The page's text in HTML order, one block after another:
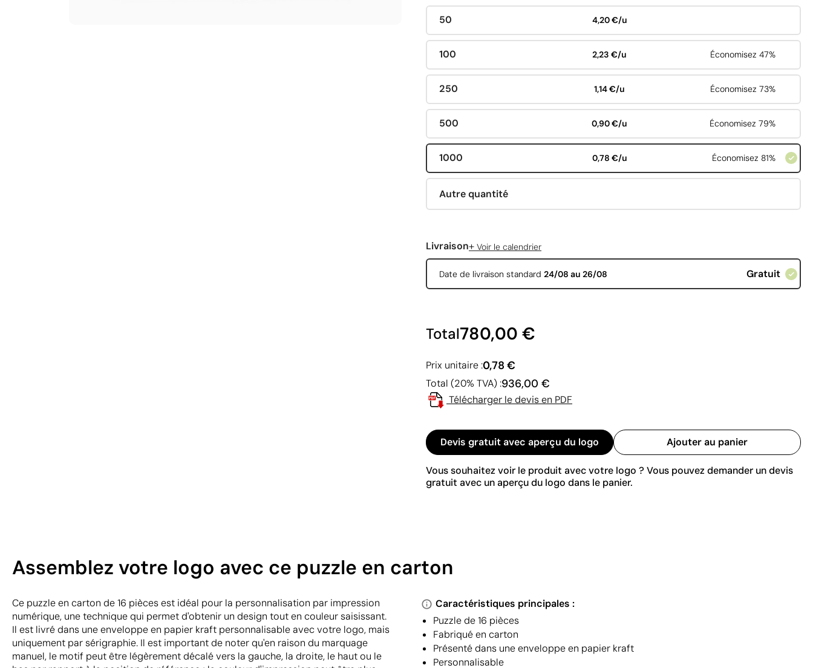
50 4,20 €/u
100 2,23 €/u Économisez 47%
250 1,14 €/u Économisez 73%
500 0,90 €/u Économisez 79%
1000 0,78 €/u Économisez 81%
Autre quantité
Livraison+ Voir le calendrier
Date de livraison standard 24/08 au 26/08 Gratuit
Total780,00 €
Prix unitaire :0,78 €
Total (20% TVA) :936,00 €
Télécharger le devis en PDF
Devis gratuit avec aperçu du logo Ajouter au panier
Vous souhaitez voir le produit avec votre logo ? Vous pouvez demander un devis
gratuit avec un aperçu du logo dans le panier.
Assemblez votre logo avec ce puzzle en carton
Ce puzzle en carton de 16 pièces est idéal pour la personnalisation par impression
numérique, une technique qui permet d'obtenir un design tout en couleur saisissant.
Il est livré dans une enveloppe en papier kraft personnalisable avec votre logo, mais
uniquement par sérigraphie. Il est important de noter qu'en raison du marquage
manuel, le motif peut être légèrement décalé vers la gauche, la droite, le haut ou le
Caractéristiques principales :
Puzzle de 16 pièces
Fabriqué en carton
Présenté dans une enveloppe en papier kraft
Personnalisable